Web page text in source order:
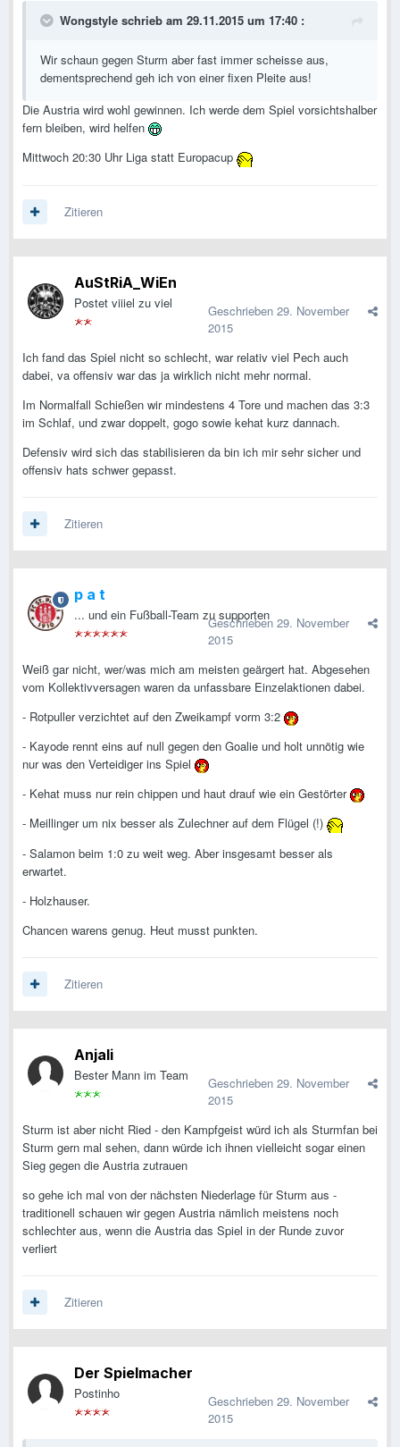
Wongstyle schrieb am 29.11.2015 um 17:40 :
Wir schaun gegen Sturm aber fast immer scheisse aus,
dementsprechend geh ich von einer fixen Pleite aus!
Die Austria wird wohl gewinnen. Ich werde dem Spiel vorsichtshalber
fern bleiben, wird helfen
Mittwoch 20:30 Uhr Liga statt Europacup
Zitieren
AuStRiA_WiEn
Postet viiiel zu viel Geschrieben 29. November
2015
Ich fand das Spiel nicht so schlecht, war relativ viel Pech auch
dabei, va offensiv war das ja wirklich nicht mehr normal.
Im Normalfall Schießen wir mindestens 4 Tore und machen das 3:3
im Schlaf, und zwar doppelt, gogo sowie kehat kurz dannach.
Defensiv wird sich das stabilisieren da bin ich mir sehr sicher und
offensiv hats schwer gepasst.
Zitieren
p a t
... und ein Fußball-Team zu supporten
Geschrieben 29. November
2015
Weiß gar nicht, wer/was mich am meisten geärgert hat. Abgesehen
vom Kollektivversagen waren da unfassbare Einzelaktionen dabei.
- Rotpuller verzichtet auf den Zweikampf vorm 3:2
- Kayode rennt eins auf null gegen den Goalie und holt unnötig wie
nur was den Verteidiger ins Spiel
- Kehat muss nur rein chippen und haut drauf wie ein Gestörter
- Meillinger um nix besser als Zulechner auf dem Flügel (!)
- Salamon beim 1:0 zu weit weg. Aber insgesamt besser als
erwartet.
- Holzhauser.
Chancen warens genug. Heut musst punkten.
Zitieren
Anjali
Bester Mann im Team Geschrieben 29. November
2015
Sturm ist aber nicht Ried - den Kampfgeist würd ich als Sturmfan bei
Sturm gern mal sehen, dann würde ich ihnen vielleicht sogar einen
Sieg gegen die Austria zutrauen
so gehe ich mal von der nächsten Niederlage für Sturm aus -
traditionell schauen wir gegen Austria nämlich meistens noch
schlechter aus, wenn die Austria das Spiel in der Runde zuvor
verliert
Zitieren
Der Spielmacher
Postinho Geschrieben 29. November
2015